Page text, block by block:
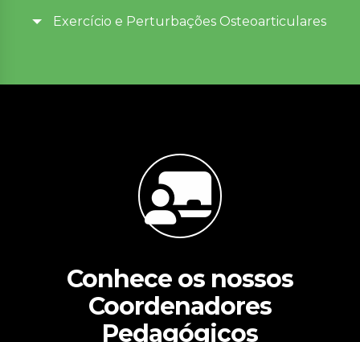
Exercício e Perturbações Osteoarticulares
Conhece os nossos
Coordenadores
Pedagógicos